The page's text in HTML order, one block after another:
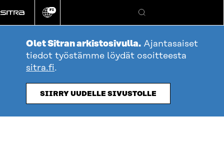
suoraan
sisältöön
Vaihda
kieli
FI
Hae
Olet Sitran arkistosivulla. Ajantasaiset
tiedot työstämme löydät osoitteesta
sitra.fi.
SIIRRY UUDELLE SIVUSTOLLE